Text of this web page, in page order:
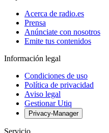
Acerca de radio.es
Prensa
Anúnciate con nosotros
Emite tus contenidos
Información legal
Condiciones de uso
Política de privacidad
Aviso legal
Gestionar Utiq
Privacy-Manager